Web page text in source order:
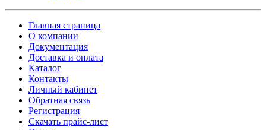
Главная страница
О компании
Документация
Доставка и оплата
Каталог
Контакты
Личный кабинет
Обратная связь
Регистрация
Скачать прайс-лист